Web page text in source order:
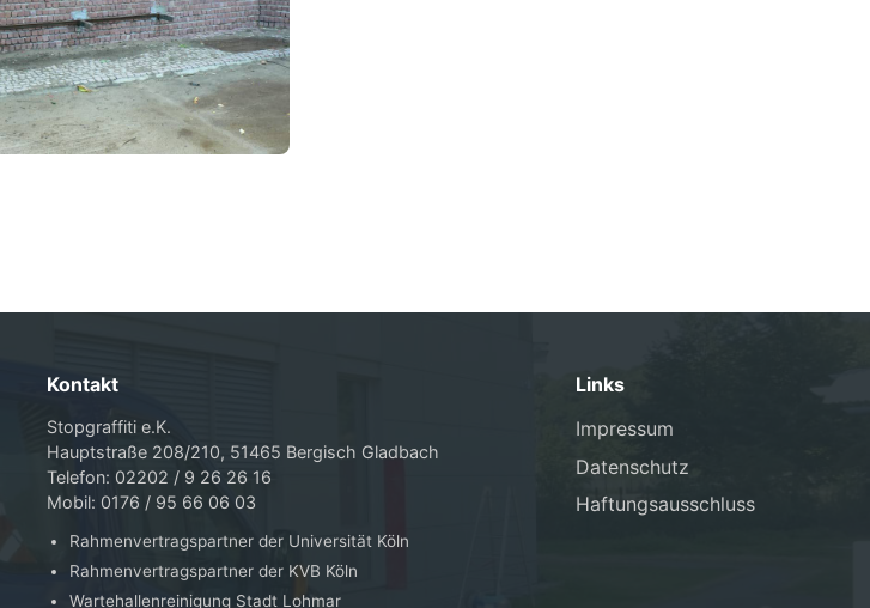
Kontakt
Stopgraffiti e.K.
Hauptstraße 208/210, 51465 Bergisch Gladbach
Telefon: 02202 / 9 26 26 16
Mobil: 0176 / 95 66 06 03
Rahmenvertragspartner der Universität Köln
Rahmenvertragspartner der KVB Köln
Wartehallenreinigung Stadt Lohmar
Links
Impressum
Datenschutz
Haftungsausschluss